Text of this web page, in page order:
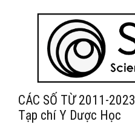
CÁC SỐ TỪ 2011-2023
Tạp chí Y Dược Học